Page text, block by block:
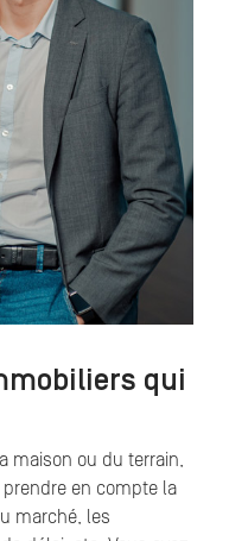
qui
maison ou du terrain,
en compte la
marché, les